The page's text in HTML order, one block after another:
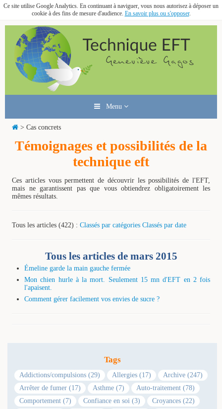
Ce site utilise Google Analytics. En continuant à naviguer, vous nous autorisez à déposer un
cookie à des fins de mesure d'audience. En savoir plus ou s'opposer.
Menu
> Cas concrets
Témoignages et possibilités de la
technique eft
Ces articles vous permettent de découvrir les possibilités de l'EFT,
mais ne garantissent pas que vous obtiendrez obligatoirement les
mêmes résultats.
Tous les articles (422) : Classés par catégories Classés par date
Tous les articles de mars 2015
Émeline garde la main gauche fermée
Mon chien hurle à la mort. Seulement 15 mn d'EFT en 2 fois
l'apaisent.
Comment gérer facilement vos envies de sucre ?
Tags
Addictions/compulsions (29) Allergies (17)
Archive (247)
Arrêter de fumer (17)
Asthme (7)
Auto-traitement (78)
Comportement (7)
Confiance en soi (3)
Croyances (22)